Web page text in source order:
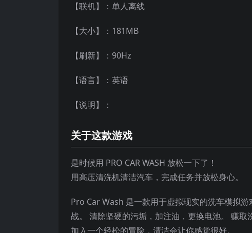
【联机】：单人离线
【大小】：181MB
【刷新】：90Hz
【语言】：英语
【说明】：
关于这款游戏
是时候用 PRO CAR WASH 放松一下了！
用高压清洗机清洁汽车，完成任务并放松身心。
Pro Car Wash 是一款用于虚拟现实的洗车模拟
战。 清除坚硬的污垢，加注油，更换电池。 赚取
加入一个轻松的冒险，清洁会让你感觉很好。